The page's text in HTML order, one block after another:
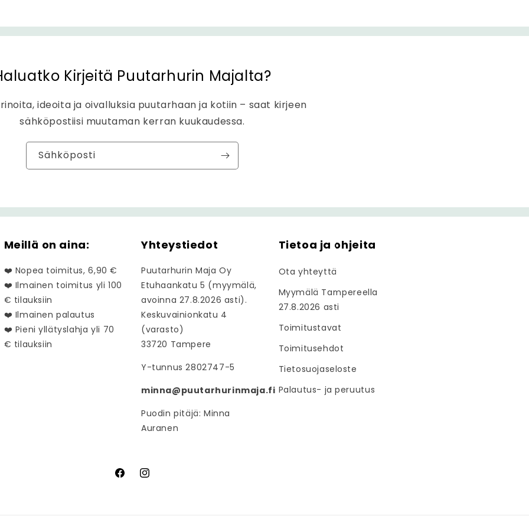
Kirjeitä Puutarhurin Majalta?
ideoita ja oivalluksia puutarhaan ja kotiin – saat kirjeen
sähköpostiisi muutaman kerran kuukaudessa.
Sähköposti
Meillä on aina:
❤️ Nopea toimitus, 6,90 €
❤️ Ilmainen toimitus yli 100
€ tilauksiin
❤️ Ilmainen palautus
❤️ Pieni yllätyslahja yli 70
€ tilauksiin
Yhteystiedot
Puutarhurin Maja Oy
Etuhaankatu 5 (myymälä,
avoinna 27.8.2026 asti).
Keskuvainionkatu 4
(varasto)
33720 Tampere
Y-tunnus 2802747-5
minna@puutarhurinmaja.fi
Puodin pitäjä: Minna
Auranen
Tietoa ja ohjeita
Ota yhteyttä
Myymälä Tampereella
27.8.2026 asti
Toimitustavat
Toimitusehdot
Tietosuojaseloste
Palautus- ja peruutus
FacebookInstagram